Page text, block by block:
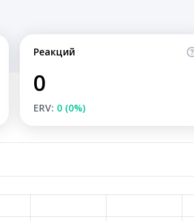
Реакций
0
ERV: 0 (0%)